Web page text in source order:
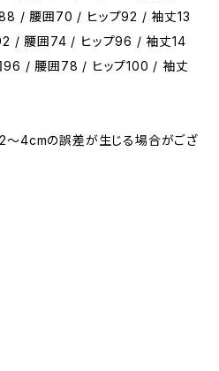
/ 腰囲70 / ヒップ92 / 袖丈13
/ 腰囲74 / ヒップ96 / 袖丈14
/ 腰囲78 / ヒップ100 / 袖丈
〜4cmの誤差が生じる場合がござ